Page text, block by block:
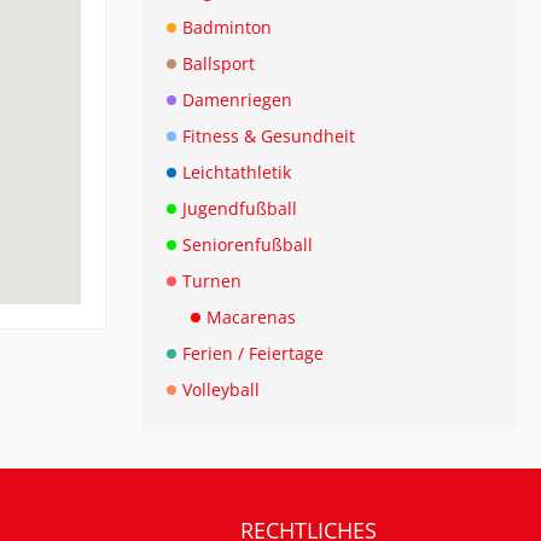
Badminton
Ballsport
Damenriegen
Fitness & Gesundheit
Leichtathletik
Jugendfußball
Seniorenfußball
Turnen
Macarenas
Ferien / Feiertage
Volleyball
RECHTLICHES